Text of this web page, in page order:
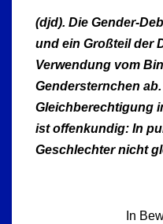
(djd). Die Gender-
und ein Großteil der
Verwendung vom
Gendersternchen
Gleichberechtigung
ist offenkundig: In
Geschlechter nicht
In